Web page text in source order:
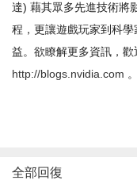
達) 藉其眾多先進技術將
程，更讓遊戲玩家到科
益。欲瞭解更多資訊，歡
http://blogs.nvidia.com 。
全部回復